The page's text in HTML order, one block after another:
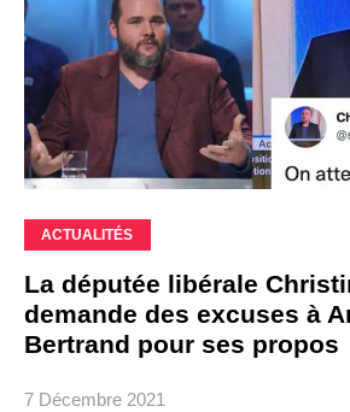
ACTUALITÉS
La députée libérale
demande des excuses à
Bertrand pour ses propos
7 Décembre 2021